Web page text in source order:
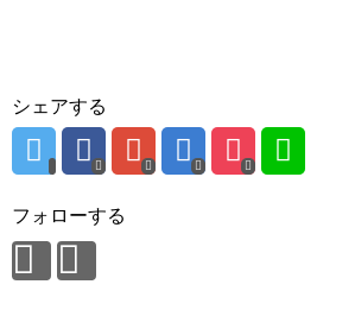
シェアする
フォローする